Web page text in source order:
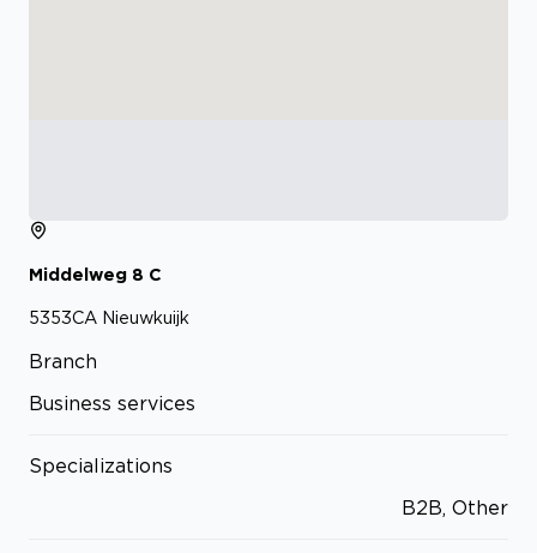
Middelweg 8 C
5353CA Nieuwkuijk
Branch
Business services
Specializations
B2B, Other